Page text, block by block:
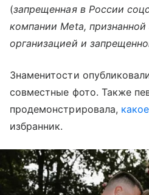
(запрещенная в России
компании Meta,
организацией и
Знаменитости
совместные фото. Также
продемонстрировала,
избранник.